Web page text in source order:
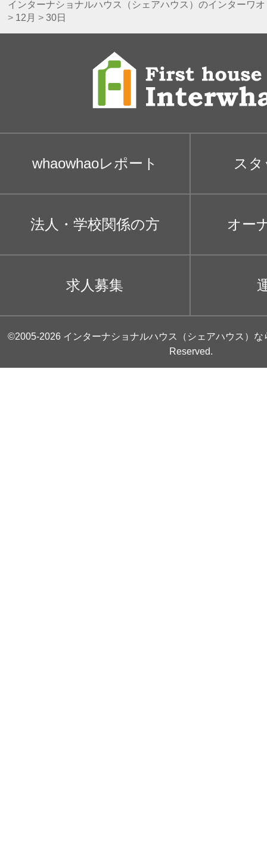
インターナショナルハウス（シェアハウス）のインターワオ
> 12月 > 30日
whaowhaoレポート ス
法人・学校関係の方 オー
求人募集
©2005-2026 インターナショナルハウス（シェアハウス）な
Reserved.